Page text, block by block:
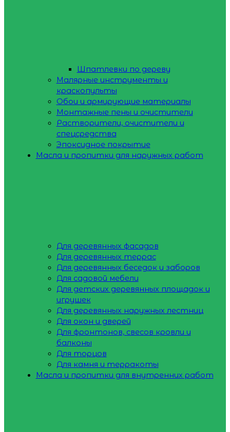
Шпатлевки по дереву
Малярные инструменты и
краскопульты
Обои и армирующие материалы
Монтажные пены и очистители
Растворители, очистители и
спецсредства
Эпоксидное покрытие
Масла и пропитки для наружных работ
Для деревянных фасадов
Для деревянных террас
Для деревянных беседок и заборов
Для садовой мебели
Для детских деревянных площадок и
игрушек
Для деревянных наружных лестниц
Для окон и дверей
Для фронтонов, свесов кровли и
балконы
Для торцов
Для камня и терракоты
Масла и пропитки для внутренних работ